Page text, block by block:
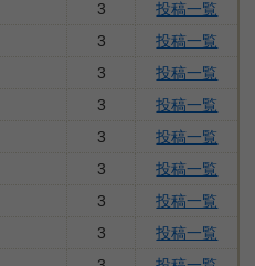
3
投稿一覧
3
投稿一覧
3
投稿一覧
3
投稿一覧
3
投稿一覧
3
投稿一覧
3
投稿一覧
3
投稿一覧